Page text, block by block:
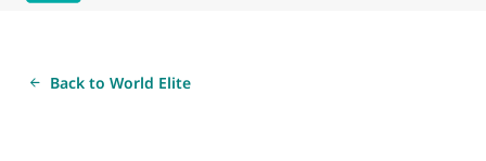
Back to World Elite